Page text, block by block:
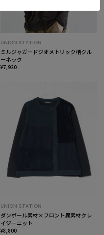
UNION STATION
ミルジャガードジオメトリック柄クル
ーネック
¥7,920
UNION STATION
ダンボール素材×フロント異素材クレ
イジーニット
¥8,800